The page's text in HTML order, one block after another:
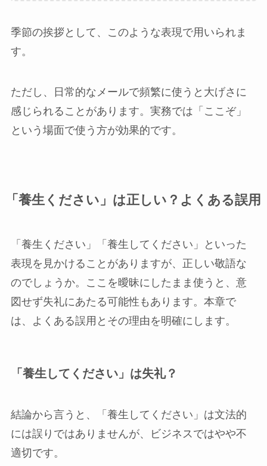
季節の挨拶として、このような表現で用いられま
す。
ただし、日常的なメールで頻繁に使うと大げさに
感じられることがあります。実務では「ここぞ」
という場面で使う方が効果的です。
「養生ください」は正しい？よくある誤用
「養生ください」「養生してください」といった
表現を見かけることがありますが、正しい敬語な
のでしょうか。ここを曖昧にしたまま使うと、意
図せず失礼にあたる可能性もあります。本章で
は、よくある誤用とその理由を明確にします。
「養生してください」は失礼？
結論から言うと、「養生してください」は文法的
には誤りではありませんが、ビジネスではやや不
適切です。